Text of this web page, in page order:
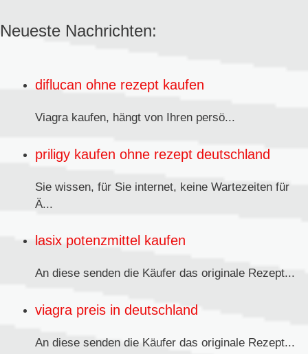
Neueste Nachrichten:
diflucan ohne rezept kaufen
Viagra kaufen, hängt von Ihren persö...
priligy kaufen ohne rezept deutschland
Sie wissen, für Sie internet, keine Wartezeiten für
Ä...
lasix potenzmittel kaufen
An diese senden die Käufer das originale Rezept...
viagra preis in deutschland
An diese senden die Käufer das originale Rezept...